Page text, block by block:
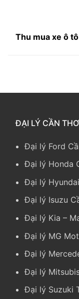
Thu mua xe ô
ĐẠI LÝ CẦN
Đại lý Ford
Đại lý Honda
Đại lý
Đại lý Isuzu
Đại lý Kia –
Đại lý MG
Đại lý
Đại lý
Đại lý Suzuki